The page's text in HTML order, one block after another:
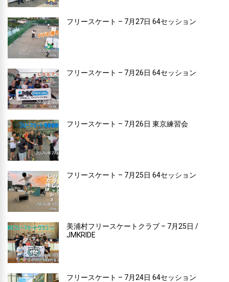
フリースケート – 7月27日 64セッション
フリースケート – 7月26日 64セッション
フリースケート – 7月26日 東京練習会
フリースケート – 7月25日 64セッション
美浦村フリースケートクラブ – 7月25日 /
JMKRIDE
フリースケート – 7月24日 64セッション